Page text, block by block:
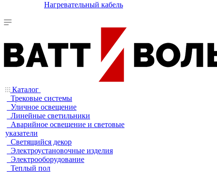
Нагревательный кабель
Каталог
Трековые системы
Уличное освещение
Линейные светильники
Аварийное освещение и световые
указатели
Светящийся декор
Электроустановочные изделия
Электрооборудование
Теплый пол